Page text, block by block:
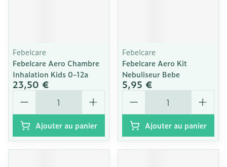
Febelcare
Febelcare Aero Chambre
Inhalation Kids 0-12a
23,50 €
Quantité
Ajouter au panier
Febelcare
Febelcare Aero Kit
Nebuliseur Bebe
5,95 €
Quantité
Ajouter au panier